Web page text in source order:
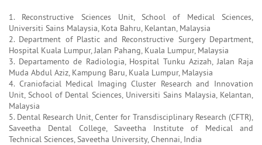
1. Reconstructive Sciences Unit, School of Medical Sciences,
Universiti Sains Malaysia, Kota Bahru, Kelantan, Malaysia
2. Department of Plastic and Reconstructive Surgery Department,
Hospital Kuala Lumpur, Jalan Pahang, Kuala Lumpur, Malaysia
3. Departamento de Radiologia, Hospital Tunku Azizah, Jalan Raja
Muda Abdul Aziz, Kampung Baru, Kuala Lumpur, Malaysia
4. Craniofacial Medical Imaging Cluster Research and Innovation
Unit, School of Dental Sciences, Universiti Sains Malaysia, Kelantan,
Malaysia
5. Dental Research Unit, Center for Transdisciplinary Research (CFTR),
Saveetha Dental College, Saveetha Institute of Medical and
Technical Sciences, Saveetha University, Chennai, India